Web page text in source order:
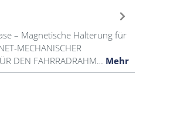
– Magnetische Halterung für
MECHANISCHER
DEN FAHRRADRAHM… Mehr